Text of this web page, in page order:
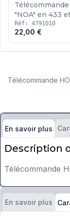
"NOA" en 433
Réf: 4791010
22,00 €
Télécommande
En savoir plus
Description
Télécommande
En savoir plus